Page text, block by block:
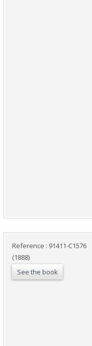
Reference : 91411-C1576
(1888)
See the book